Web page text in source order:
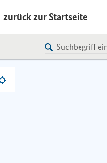
zurück zur Startseite